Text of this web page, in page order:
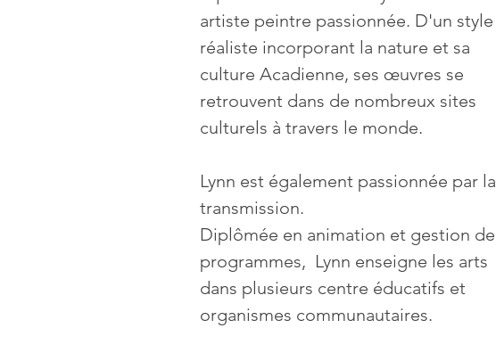
artiste peintre passionnée. D'un style
réaliste incorporant la nature et sa
culture Acadienne, ses œuvres se
retrouvent dans de nombreux sites
culturels à travers le monde.
Lynn est également passionnée par la
transmission.
Diplômée en animation et gestion de
programmes,  Lynn enseigne les arts
dans plusieurs centre éducatifs et
organismes communautaires.